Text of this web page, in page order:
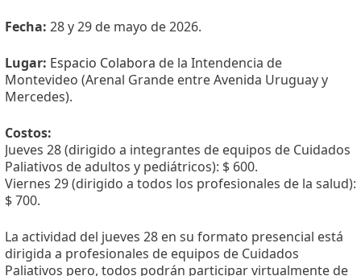
Fecha: 28 y 29 de mayo de 2026.
Lugar: Espacio Colabora de la Intendencia de
Montevideo (Arenal Grande entre Avenida Uruguay y
Mercedes).
Costos:
Jueves 28 (dirigido a integrantes de equipos de Cuidados
Paliativos de adultos y pediátricos): $ 600.
Viernes 29 (dirigido a todos los profesionales de la salud):
$ 700.
La actividad del jueves 28 en su formato presencial está
dirigida a profesionales de equipos de Cuidados
Paliativos pero, todos podrán participar virtualmente de